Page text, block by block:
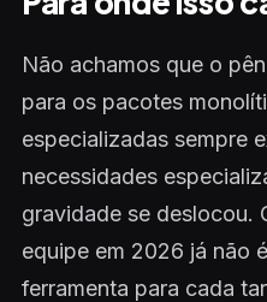
Não achamos que o
para os pacotes
especializadas sempre
necessidades
gravidade se deslocou.
equipe em 2026 já não
ferramenta para cada